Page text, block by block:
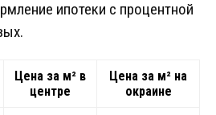
ипотеки с процентной
Цена за м² в
центре
Цена за м² на
окраине